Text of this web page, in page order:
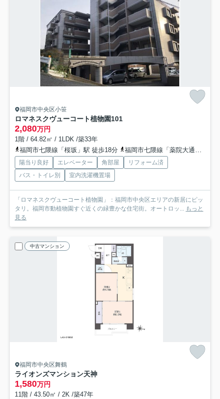
福岡市中央区小笹
ロマネスクヴューコート植物園101
2,080万円
1階 / 64.82㎡ / 1LDK /築33年
福岡市七隈線「桜坂」駅 徒歩18分
福岡市七隈線「薬院大通」駅 徒歩21分
陽当り良好 エレベーター 角部屋
リフォーム済
バス・トイレ別
室内洗濯機置場
「ロマネスクヴューコート植物園」：福岡市中央区エリアの新居にピッ
タリ。福岡市動植物園すぐ近くの緑豊かな住宅街。オートロッ... もっと
見る
中古マンション
福岡市中央区舞鶴
ライオンズマンション天神
1,580万円
11階 / 43.50㎡ / 2K /築47年